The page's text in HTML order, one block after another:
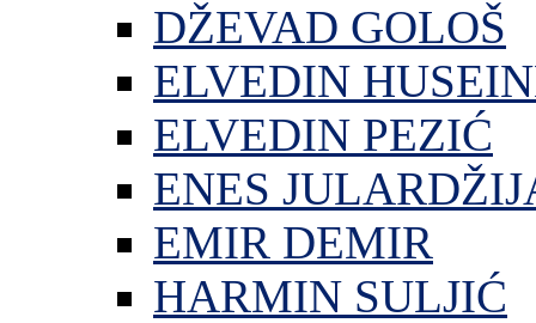
DŽEVAD GOLOŠ
ELVEDIN
ELVEDIN PEZIĆ
ENES
EMIR DEMIR
HARMIN SULJIĆ